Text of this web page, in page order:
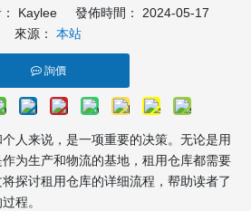
Kaylee 發佈時間： 2024-05-17
來源： 本站
詢價
人来说，是一项重要的决策。无论是用
为生产和物流的基地，租用仓库都需要
探讨租用仓库的详细流程，帮助读者了
程。